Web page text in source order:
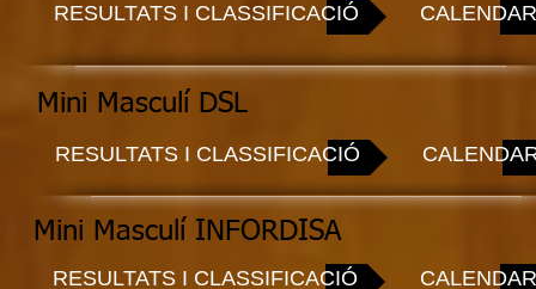
RESULTATS I CLASSIFICACIÓ
Mini Masculí DSL
RESULTATS I CLASSIFICACIÓ
Mini Masculí INFORDISA
RESULTATS I CLASSIFICACIÓ